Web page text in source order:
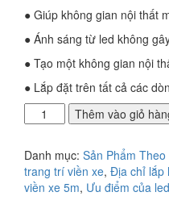
170.000₫.là:
● Giúp không gian nội thất
● Ánh sáng từ led không
● Tạo một không gian nội
● Lắp đặt trên tất cả các
chỉ
led
trang
trí
Thêm vào giỏ
Danh mục: Sản Phẩm Theo
trang trí viền xe, Địa chỉ lắp
viền xe 5m, Ưu điểm của